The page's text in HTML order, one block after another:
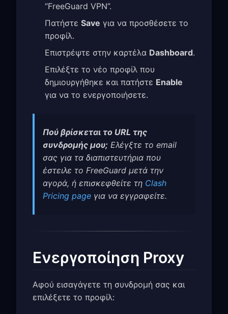
“FreeGuard VPN”.
Πατήστε Save για να προσθέσετε το
προφίλ.
Επιστρέψτε στην καρτέλα Dashboard.
Επιλέξτε το νέο προφίλ που
δημιουργήθηκε και πατήστε Enable
για να το ενεργοποιήσετε.
Πού βρίσκεται το URL της
συνδρομής μου; Ελέγξτε το email
σας για τα διαπιστευτήρια που
έστειλε το FreeGuard μετά την
αγορά, ή επισκεφθείτε τη Clash
Pricing page για να εγγραφείτε.
Ενεργοποίηση Proxy
Αφού εισαγάγετε τη συνδρομή σας και
επιλέξετε το προφίλ: